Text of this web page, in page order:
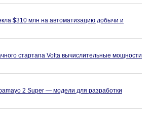
$310 млн на автоматизацию добычи и
стартапа Volta вычислительные мощности
2 Super — модели для разработки